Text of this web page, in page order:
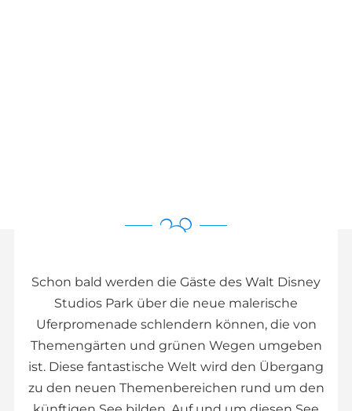
Schon bald werden die Gäste des Walt Disney
Studios Park über die neue malerische
Uferpromenade schlendern können, die von
Themengärten und grünen Wegen umgeben
ist. Diese fantastische Welt wird den Übergang
zu den neuen Themenbereichen rund um den